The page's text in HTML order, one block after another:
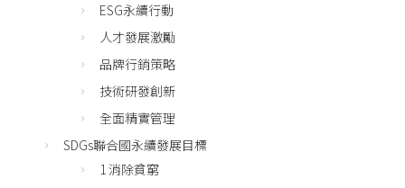
ESG永續行動
人才發展激勵
品牌行銷策略
技術研發創新
全面精實管理
SDGs聯合國永續發展目標
1 消除貧窮